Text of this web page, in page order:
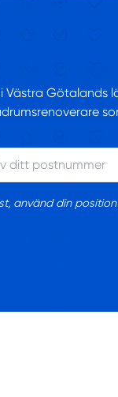
Västra Götalands
använd din